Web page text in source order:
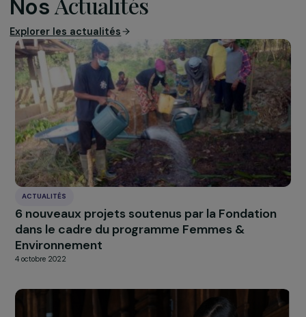
©Nicolas Dietrich
À LA UNE
NosActualités
Explorer les actualités